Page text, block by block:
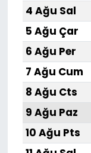
4 Ağu Sal
5 Ağu Çar
6 Ağu Per
7 Ağu Cum
8 Ağu Cts
9 Ağu Paz
10 Ağu Pts